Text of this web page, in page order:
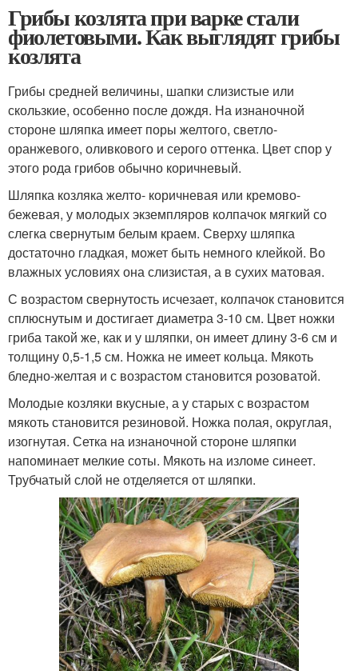
Грибы козлята при варке стали
фиолетовыми. Как выглядят грибы
козлята
Грибы средней величины, шапки слизистые или
скользкие, особенно после дождя. На изнаночной
стороне шляпка имеет поры желтого, светло-
оранжевого, оливкового и серого оттенка. Цвет спор у
этого рода грибов обычно коричневый.
Шляпка козляка желто- коричневая или кремово-
бежевая, у молодых экземпляров колпачок мягкий со
слегка свернутым белым краем. Сверху шляпка
достаточно гладкая, может быть немного клейкой. Во
влажных условиях она слизистая, а в сухих матовая.
С возрастом свернутость исчезает, колпачок становится
сплюснутым и достигает диаметра 3-10 см. Цвет ножки
гриба такой же, как и у шляпки, он имеет длину 3-6 см и
толщину 0,5-1,5 см. Ножка не имеет кольца. Мякоть
бледно-желтая и с возрастом становится розоватой.
Молодые козляки вкусные, а у старых с возрастом
мякоть становится резиновой. Ножка полая, округлая,
изогнутая. Сетка на изнаночной стороне шляпки
напоминает мелкие соты. Мякоть на изломе синеет.
Трубчатый слой не отделяется от шляпки.